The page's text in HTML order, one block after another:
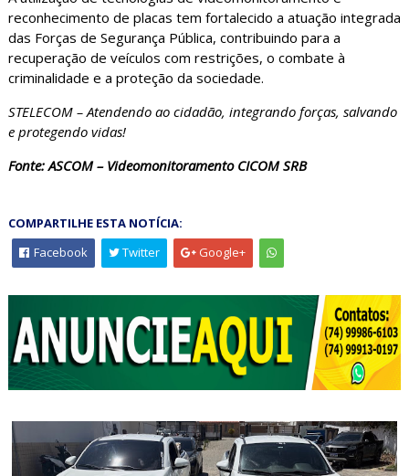
reconhecimento de placas tem fortalecido a atuação integrada
das Forças de Segurança Pública, contribuindo para a
recuperação de veículos com restrições, o combate à
criminalidade e a proteção da sociedade.
STELECOM – Atendendo ao cidadão, integrando forças, salvando
e protegendo vidas!
Fonte: ASCOM – Videomonitoramento CICOM SRB
COMPARTILHE ESTA NOTÍCIA:
Facebook
Twitter Google+